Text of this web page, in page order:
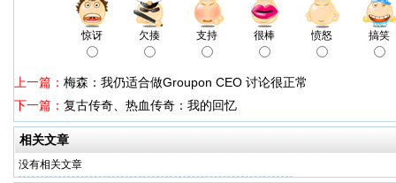
惊讶 欠揍 支持 很棒 愤怒 搞笑
上一篇： 梅森：我仍适合做Groupon CEO 讨论很正常
下一篇： 复古传奇、热血传奇：我的回忆
相关文章
没有相关文章